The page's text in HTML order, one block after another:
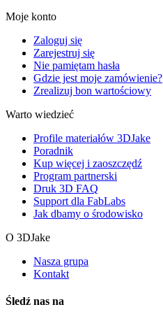
Moje konto
Zaloguj się
Zarejestruj się
Nie pamiętam hasła
Gdzie jest moje zamówienie?
Zrealizuj bon wartościowy
Warto wiedzieć
Profile materiałów 3DJake
Poradnik
Kup więcej i zaoszczędź
Program partnerski
Druk 3D FAQ
Support dla FabLabs
Jak dbamy o środowisko
O 3DJake
Nasza grupa
Kontakt
Śledź nas na